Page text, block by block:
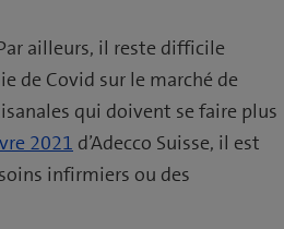
ailleurs, il reste difficile
de Covid sur le marché de
qui doivent se faire plus
2021 d’Adecco Suisse, il est
infirmiers ou des